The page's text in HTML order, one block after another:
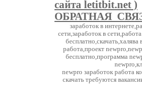
сайта letitbit.net )
ОБРАТНАЯ
заработок в
сети,заработок в
работа,проект
бесплатно,программа
newpro заработок работа
скачать требуются